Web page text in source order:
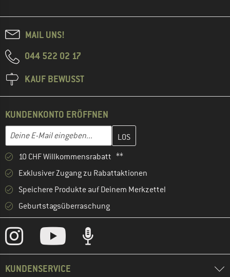
MAIL UNS!
044 522 02 17
KAUF BEWUSST
KUNDENKONTO ERÖFFNEN
Deine E-Mail eingeben...
Gib hier deine E-Mail-Adresse ein und erstelle im nächsten
10 CHF Willkommensrabatt **
Exklusiver Zugang zu Rabattaktionen
Speichere Produkte auf Deinem Merkzettel
Geburtstagsüberraschung
KUNDENSERVICE